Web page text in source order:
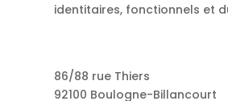
identitaires, fonctionnels et
86/88 rue Thiers
92100 Boulogne-Billancourt